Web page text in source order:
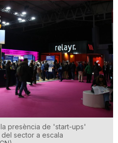
presència de 'start-ups'
sector a escala